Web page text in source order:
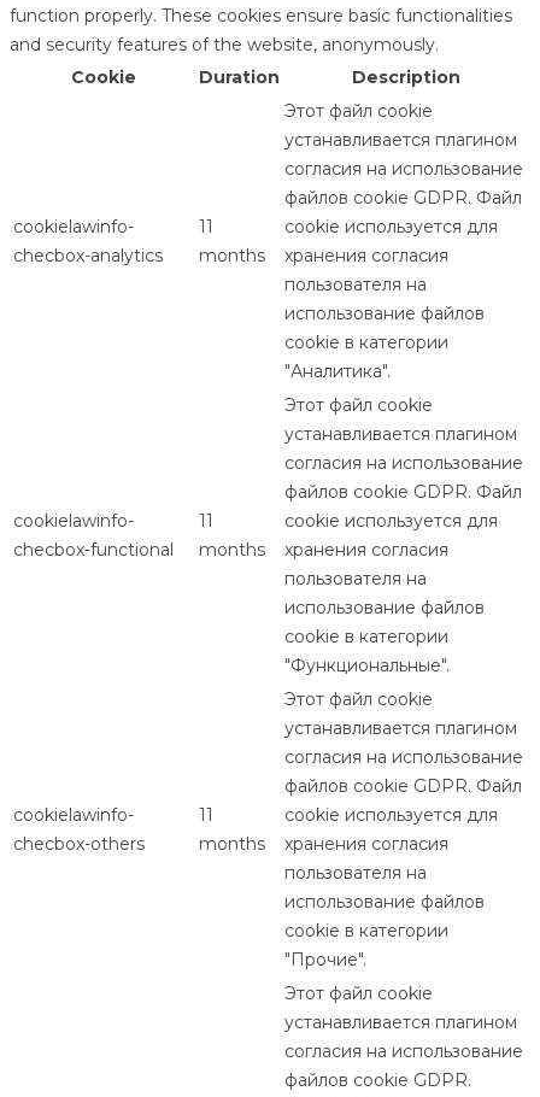
function properly. These cookies ensure basic functionalities
and security features of the website, anonymously.
Cookie
Duration Description
cookielawinfo-
checbox-analytics
11
months
Этот файл cookie
устанавливается плагином
согласия на использование
файлов cookie GDPR. Файл
cookie используется для
хранения согласия
пользователя на
использование файлов
cookie в категории
"Аналитика".
cookielawinfo-
checbox-functional
11
months
Этот файл cookie
устанавливается плагином
согласия на использование
файлов cookie GDPR. Файл
cookie используется для
хранения согласия
пользователя на
использование файлов
cookie в категории
"Функциональные".
cookielawinfo-
checbox-others
11
months
Этот файл cookie
устанавливается плагином
согласия на использование
файлов cookie GDPR. Файл
cookie используется для
хранения согласия
пользователя на
использование файлов
cookie в категории
"Прочие".
Этот файл cookie
устанавливается плагином
согласия на использование
файлов cookie GDPR.